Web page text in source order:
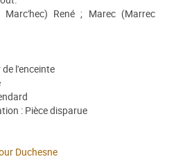
René ; Marec (Marrec
l'enceinte
: Pièce disparue
Duchesne